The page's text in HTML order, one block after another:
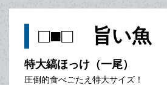
□■□ 旨い魚
特大縞ほっけ（一尾）
圧倒的食べごたえ特大サイズ！